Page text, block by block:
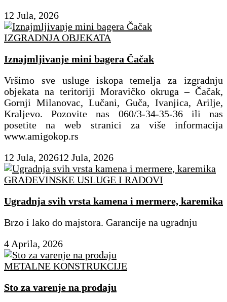
12 Jula, 2026
IZGRADNJA OBJEKATA
Iznajmljivanje mini bagera Čačak
Vršimo sve usluge iskopa temelja za izgradnju
objekata na teritoriji Moravičko okruga – Čačak,
Gornji Milanovac, Lučani, Guča, Ivanjica, Arilje,
Kraljevo. Pozovite nas 060/3-34-35-36 ili nas
posetite na web stranici za više informacija
www.amigokop.rs
12 Jula, 202612 Jula, 2026
GRAĐEVINSKE USLUGE I RADOVI
Ugradnja svih vrsta kamena i mermere, karemika
Brzo i lako do majstora. Garancije na ugradnju
4 Aprila, 2026
METALNE KONSTRUKCIJE
Sto za varenje na prodaju